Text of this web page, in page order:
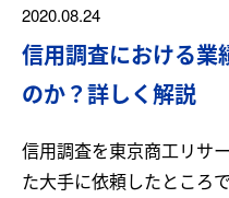
2020.08.24
信用調査における業
のか？詳しく解説
信用調査を東京商工リサ
た大手に依頼したところ